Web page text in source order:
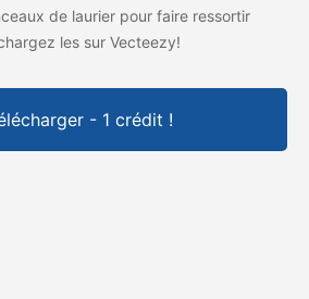
de laurier pour faire ressortir
les sur Vecteezy!
- 1 crédit !